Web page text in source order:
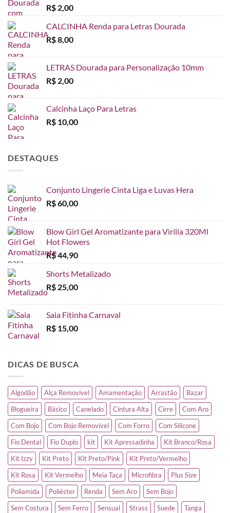
R$ 2,00
CALCINHA Renda para Letras Dourada
R$8,00
LETRAS Dourada para Personalização 10mm
R$ 2,00
Calcinha Laço Para Letras
R$ 10,00
DESTAQUES
Conjunto Lingerie Cinta Liga e Luvas Hera
R$60,00
Blow Girl Gel Aromatizante para Virília 320Ml
Hot Flowers
R$44,90
Shorts Metalizado
R$ 25,00
Saia Fitinha Carnaval
R$ 15,00
DICAS DE BUSCA
Algodão Alça Removível Amamentação Arrastão
Bazar
Blogueira
Básico Canelado Cintura Alta Cirre
Com Aro
Com Bojo
Com Bojo Removível Com Forro
Com Silicone
Fio Dental
Fio Duplo kit Kit Apressadinha
Kit Branco/Rosa
Kit Izzy
Kit Preto Kit Preto/Pink
Kit Preto/Vermelho
Kit Rosa
Kit Vermelho Meia Taça Microfibra
Plus Size
Poliamida
Poliéster Renda Sem Aro
Sem Bojo
Sem Costura
Sem Ferro Sensual Strass Suede
Tanga